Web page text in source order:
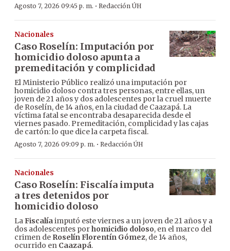
Agosto 7, 2026 09:45 p. m. · Redacción ÚH
Nacionales
Caso Roselín: Imputación por
homicidio doloso apunta a
premeditación y complicidad
El Ministerio Público realizó una imputación por
homicidio doloso contra tres personas, entre ellas, un
joven de 21 años y dos adolescentes por la cruel muerte
de Roselín, de 14 años, en la ciudad de Caazapá. La
víctima fatal se encontraba desaparecida desde el
viernes pasado. Premeditación, complicidad y las cajas
de cartón: lo que dice la carpeta fiscal.
Agosto 7, 2026 09:09 p. m. · Redacción ÚH
Nacionales
Caso Roselín: Fiscalía imputa
a tres detenidos por
homicidio doloso
LaFiscalíaimputó este viernes a un joven de 21 años y a
dos adolescentes porhomicidio doloso, en el marco del
crimen de Roselín Florentín Gómez, de 14 años,
ocurrido en Caazapá.